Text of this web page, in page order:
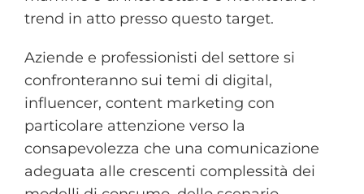
trend in atto presso questo target.
Aziende e professionisti del settore si
confronteranno sui temi di digital,
influencer, content marketing con
particolare attenzione verso la
consapevolezza che una comunicazione
adeguata alle crescenti complessità dei